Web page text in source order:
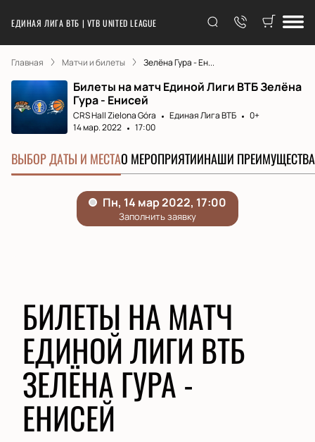
ЕДИНАЯ ЛИГА ВТБ | VTB UNITED LEAGUE
Главная Матчи и билеты Зелёна Гура - Ен...
Билеты на матч Единой Лиги ВТБ Зелёна
Гура - Енисей
CRS Hall Zielona Góra Единая Лига ВТБ
0+
14 мар. 2022
17:00
ВЫБОР ДАТЫ И МЕСТАО МЕРОПРИЯТИИНАШИ ПРЕИМУЩЕСТВА
БИЛЕТЫ НА МАТЧ
ЕДИНОЙ ЛИГИ ВТБ
ЗЕЛЁНА ГУРА -
ЕНИСЕЙ